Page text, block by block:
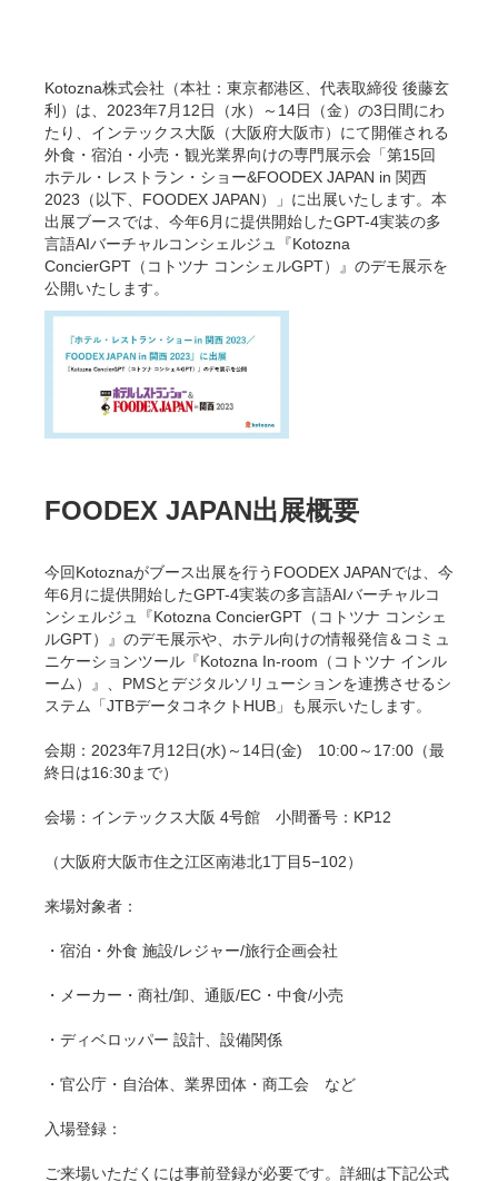
Kotozna株式会社（本社：東京都港区、代表取締役 後藤玄
利）は、2023年7月12日（水）～14日（金）の3日間にわ
たり、インテックス大阪（大阪府大阪市）にて開催される
外食・宿泊・小売・観光業界向けの専門展示会「第15回
ホテル・レストラン・ショー&FOODEX JAPAN in 関西
2023（以下、FOODEX JAPAN）」に出展いたします。本
出展ブースでは、今年6月に提供開始したGPT-4実装の多
言語AIバーチャルコンシェルジュ『Kotozna
ConcierGPT（コトツナ コンシェルGPT）』のデモ展示を
公開いたします。
FOODEX JAPAN出展概要
今回Kotoznaがブース出展を行うFOODEX JAPANでは、今
年6月に提供開始したGPT-4実装の多言語AIバーチャルコ
ンシェルジュ『Kotozna ConcierGPT（コトツナ コンシェ
ルGPT）』のデモ展示や、ホテル向けの情報発信＆コミュ
ニケーションツール『Kotozna In-room（コトツナ インル
ーム）』、PMSとデジタルソリューションを連携させるシ
ステム「JTBデータコネクトHUB」も展示いたします。
会期：2023年7月12日(水)～14日(金) 10:00～17:00（最
終日は16:30まで）
会場：インテックス大阪 4号館 小間番号：KP12
（大阪府大阪市住之江区南港北1丁目5−102）
来場対象者：
・宿泊・外食 施設/レジャー/旅行企画会社
・メーカー・商社/卸、通販/EC・中食/小売
・ディベロッパー 設計、設備関係
・官公庁・自治体、業界団体・商工会 など
入場登録：
ご来場いただくには事前登録が必要です。詳細は下記公式